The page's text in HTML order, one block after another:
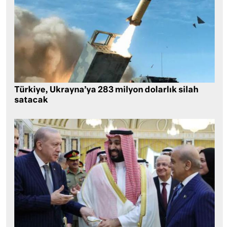
Türkiye, Ukrayna’ya 283 milyon dolarlık silah
satacak